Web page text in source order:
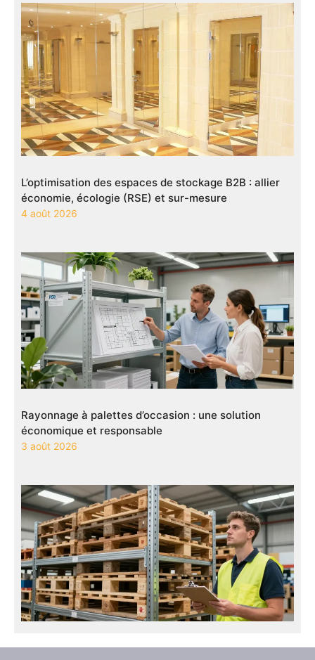
L’optimisation des espaces de stockage B2B : allier
économie, écologie (RSE) et sur-mesure
4 août 2026
Rayonnage à palettes d’occasion : une solution
économique et responsable
3 août 2026